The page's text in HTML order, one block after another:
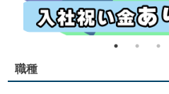
職種